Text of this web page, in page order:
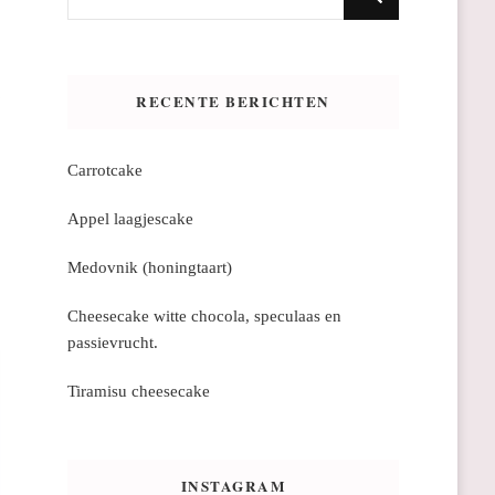
RECENTE BERICHTEN
Carrotcake
Appel laagjescake
Medovnik (honingtaart)
Cheesecake witte chocola, speculaas en
passievrucht.
Tiramisu cheesecake
INSTAGRAM